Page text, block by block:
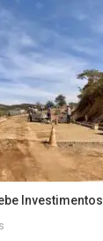
Investimentos